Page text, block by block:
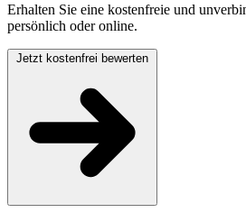
Erhalten Sie eine kostenfreie und
persönlich oder online.